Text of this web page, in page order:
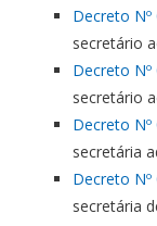
Decreto Nº
secretário
Decreto Nº
secretário
Decreto Nº
secretária
Decreto Nº
secretária